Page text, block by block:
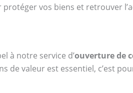
protéger vos biens et retrouver
à notre service d’ouverture de
de valeur est essentiel, c’est